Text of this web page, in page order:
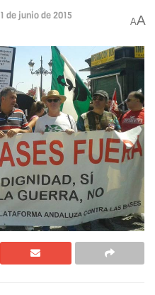
1 de junio de 2015
AA